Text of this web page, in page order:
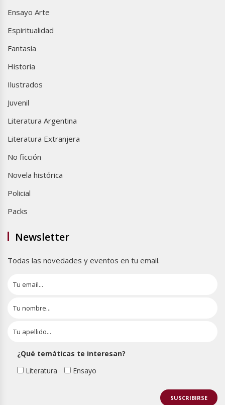
Ensayo Arte
Espiritualidad
Fantasía
Historia
Ilustrados
Juvenil
Literatura Argentina
Literatura Extranjera
No ficción
Novela histórica
Policial
Packs
Newsletter
Todas las novedades y eventos en tu email.
¿Qué temáticas te interesan?
Literatura
Ensayo